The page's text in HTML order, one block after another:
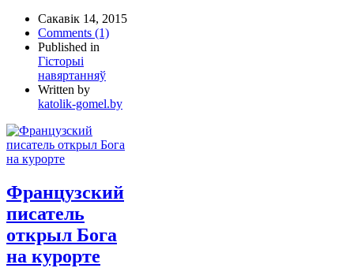
Сакавік 14, 2015
Comments (1)
Published in
Гісторыі
навяртанняў
Written by
katolik-gomel.by
Французский
писатель
открыл Бога
на курорте